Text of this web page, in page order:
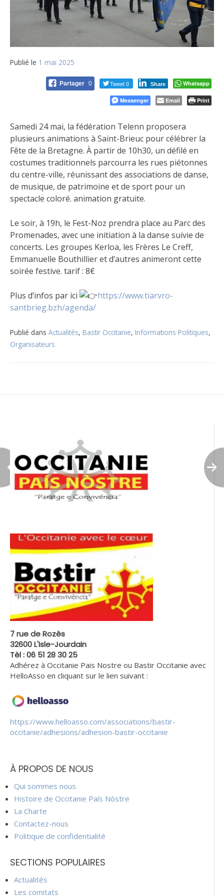
Publié le 1 mai 2025
Partager 0 Tweet 0 Share Whatsapp
Messenger Email Print
Samedi 24 mai, la fédération Telenn proposera
plusieurs animations à Saint-Brieuc pour célébrer la
Fête de la Bretagne. À partir de 10h30, un défilé en
costumes traditionnels parcourra les rues piétonnes
du centre-ville, réunissant des associations de danse,
de musique, de patrimoine et de sport pour un
spectacle coloré. animation gratuite.
Le soir, à 19h, le Fest-Noz prendra place au Parc des
Promenades, avec une initiation à la danse suivie de
concerts. Les groupes Kerloa, les Frères Le Creff,
Emmanuelle Bouthillier et d’autres animeront cette
soirée festive. tarif : 8€
Plus d’infos par ici
https://www.tiarvro-
santbrieg.bzh/agenda/
Publié dans Actualités, Bastir Occitanie, Informations Politiques,
Organisateurs
7 rue de Rozès
32600 L'Isle-Jourdain
Tèl : 06 51 28 30 25
Adhérez à Occitanie Pais Nostre ou Bastir Occitanie avec
HelloAsso en cliquant sur le lien suivant :
https://www.helloasso.com/associations/bastir-
occitanie/adhesions/adhesion-bastir-occitanie
À PROPOS DE NOUS
Qui sommes nous
Histoire de Occitanie País Nòstre
La Charte
Contactez-nous
Politique de confidentialité
SECTIONS POPULAIRES
Actualités
Les comitats